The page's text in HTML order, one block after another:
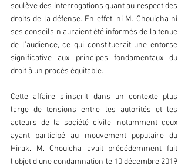
soulève des interrogations quant au respect des
droits de la défense. En effet, ni M. Chouicha ni
ses conseils n'auraient été informés de la tenue
de l'audience, ce qui constituerait une entorse
significative aux principes fondamentaux du
droit à un procès équitable.
Cette affaire s'inscrit dans un contexte plus
large de tensions entre les autorités et les
acteurs de la société civile, notamment ceux
ayant participé au mouvement populaire du
Hirak. M. Chouicha avait précédemment fait
l'objet d'une condamnation le 10 décembre 2019